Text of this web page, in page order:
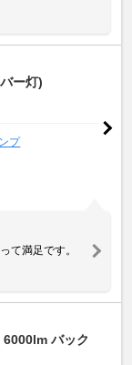
ー灯)
プ
て満足です。
バック